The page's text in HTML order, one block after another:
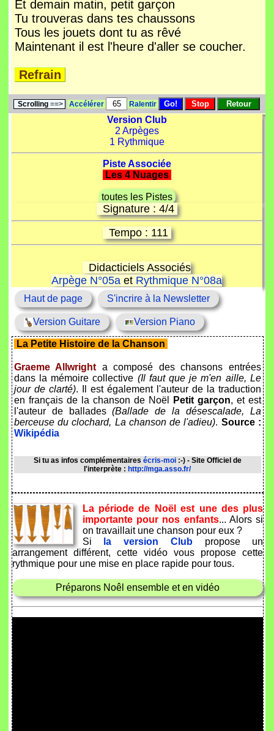
Et demain matin, petit garçon
Tu trouveras dans tes chaussons
Tous les jouets dont tu as rêvé
Maintenant il est l'heure d'aller se coucher.
Refrain
Scrolling==> Accélérer Ralentir
Version Club
2 Arpèges
1 Rythmique
Piste Associée
Les 4 Nuages
toutes les Pistes
Signature : 4/4
Tempo : 111
Didacticiels Associés
Arpège N°05a et Rythmique N°08a
Haut de page S'incrire à la Newsletter
Version Guitare Version Piano
La Petite Histoire de la Chanson
Graeme Allwright a composé des chansons entrées
dans la mémoire collective (Il faut que je m'en aille, Le
jour de clarté). Il est également l'auteur de la traduction
en français de la chanson de Noël
Petit garçon, et est
l'auteur de ballades(Ballade de la désescalade, La
berceuse du clochard, La chanson de l'adieu). Source :
Wikipédia
Si tu as infos complémentaires écris-moi:-) - Site Officiel de
l'interprète :http://mga.asso.fr/
La période de Noël est une des plus
importante pour nos enfants... Alors si
on travaillait une chanson pour eux ?
Si
la version Clubpropose un
arrangement différent, cette vidéo vous propose cette
rythmique pour une mise en place rapide pour tous.
Préparons Noêl ensemble et en vidéo